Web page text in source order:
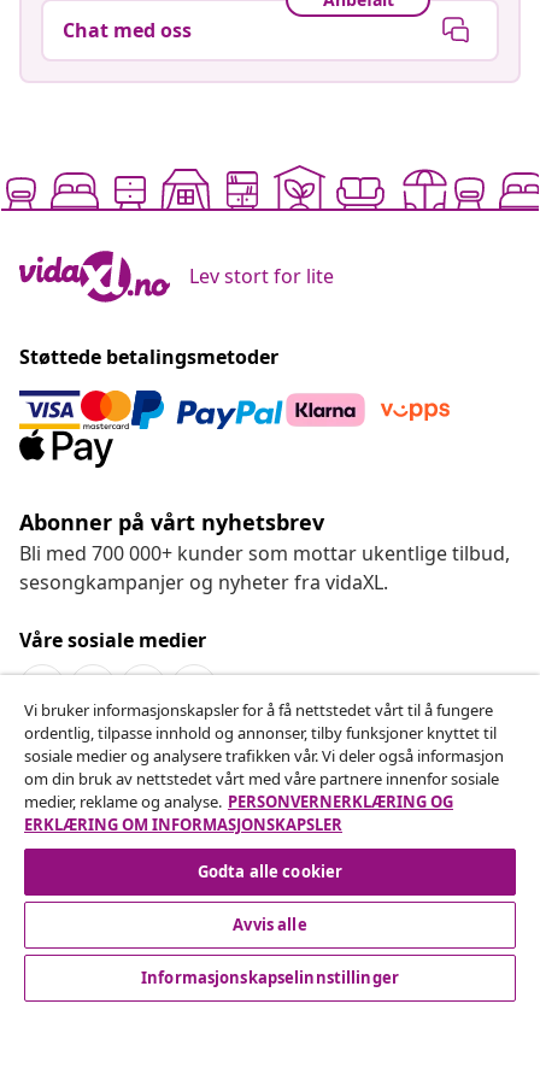
Chat med oss
Lev stort for lite
Støttede betalingsmetoder
Abonner på vårt nyhetsbrev
Bli med 700 000+ kunder som mottar ukentlige tilbud,
sesongkampanjer og nyheter fra vidaXL.
Våre sosiale medier
Angre på kontrakten
Send inn en angrerett for bestillingen din.
Angre på kontrakten
Kundeservice
Vi bruker informasjonskapsler for å få nettstedet vårt til å fungere
ordentlig, tilpasse innhold og annonser, tilby funksjoner knyttet til
sosiale medier og analysere trafikken vår. Vi deler også informasjon
om din bruk av nettstedet vårt med våre partnere innenfor sosiale
medier, reklame og analyse. PERSONVERNERKLÆRING OG
ERKLÆRING OM INFORMASJONSKAPSLER
Godta alle cookier
Avvis alle
Informasjonskapselinnstillinger